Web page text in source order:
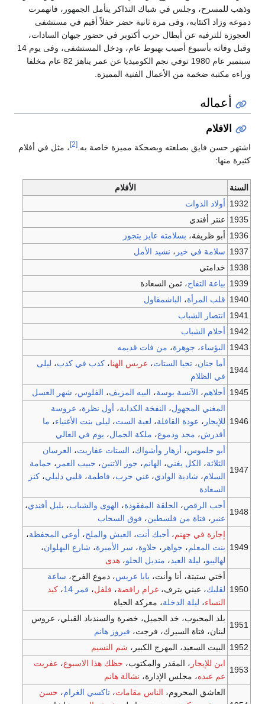
وذهب للمسرح، وجلس في شباك التذاكر يتأمل الجمهور، فانهمرت
دموعه وزاد اكتئابه، وفى مرة ثانية حضر حفلاً أقيم في مستشفى
العجوزة للترفيه عن أبطال حرب أكتوبر في حضور جيهان السادات،
وقبل وفاته بأسبوع أصيب بهبوط عام، ودخل المستشفى، وفى يوم 14
سبتمبر عام 1980 توفي نجم الكوميديا عن عمر يناهز 82 عام مخلفا
وراءه مكتبة ضخمة من الأعمال الفنية المميزة.
أعماله
الافلام
اشتهر حسن فايق بصلعته وبضحكة مميزة خاصة به.[2]
، مثل في أفلام
كثيرة منها:
السنة
الأفلام
1932 أولاد الذوات
1935 عنتر أفندي
1936 أبو ظريفة، بسلامته عايز يتجوز
1937 سلامة في خير ، نشيد الأمل
1938 خدامتي
1939 بياعة التفاح، ثمن السعادة
1940 قلب المرأة، الباشمقاول
1941 انتصار الشباب
1942 أحلام الشباب
1943 البؤساء، جوهرة، من فات قديمه
1944
أما جنان، تحيا الستات، عريس الهنا، كدب في كدب، ليلى
في الظلام
1945 أحلاهم، الآنسة بوسة، البيه المزيف، الفلوس، شهر العسل
1946
المغني المجهول، النفخة الكدابة، أول نظرة، عروسة
للإيجار ، عودة القافلة، لعبة الست، ليلى بنت الأغنياء، ما
أقدرش، مجد ودموع، ملكة الجمال، يوم في العالي
1947
أبو حلموس، أزهار وأشواك، الستات عفاريت، العرسان
الثلاثة، الكل يغني، الهانم، جوز الاتنين، حبيب العمر ، حمامة
السلام، شادية الوادي، غني حرب، فاطمة، قلبي دليلي، كنز
السعادة
1948
أحب الرقص، الحلقة المفقودة، الهوى والشباب، بلبل أفندي،
عنبر ، فتاة من فلسطين، فوق السحاب
1949
إجازة في جهنم، أحبك أنت، العيش والملح، أوعى المحفظة،
بنت المعلم، جواهر ، حلاوة، سر الأميرة، شارع البهلوان،
لهاليبو، ليلة العيد، منديل الحلو، هدى
1950
أختي ستيتة، أنا وأنت، بابا عريس، دموع الفرح، ساعة
لقلبك، عيني بترف، غرام راقصة، فلفل، قمر 14 ، كيد
النساء، ليلة الدخلة، معركة الحياة
1951
بلد المحبوب، خد الجميل، خضرة والسندباد القبلي، عروس
لبنان، فتاة السيرك، فرجت، فيروز هانم
1952 البيت السعيد، المهرج الكبير، شم النسيم
1953
ابن للإيجار ، المقدر والمكتوب، حظك هذا الاسبوع، عفريت
عم عبده، مجلس الإدارة، نشالة هانم
العاشق المحروم، الناس مقامات، تاكسي الغرام، حسن